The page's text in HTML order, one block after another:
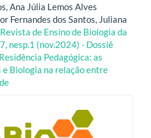
Ana Júlia Lemos Alves
Fernandes dos Santos, Juliana
Revista de Ensino de Biologia da
nesp.1 (nov.2024) - Dossiê
Pedagógica: as
Biologia na relação entre